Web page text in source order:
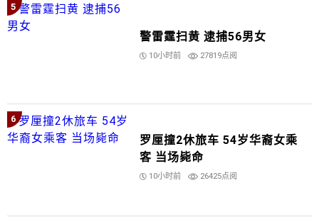
5
警雷霆扫黄 逮捕56男女
10小时前 27819点阅
6
罗厘撞2休旅车 54岁华裔女乘
客 当场毙命
10小时前 26425点阅